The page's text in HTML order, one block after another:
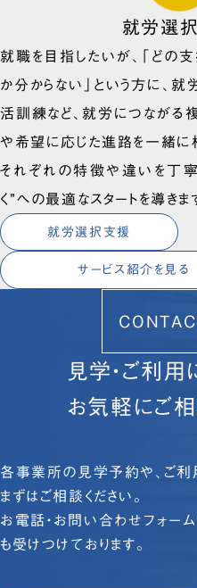
就労選
就職を目指したいが、「どの
か分からない」という方に、
活訓練など、就労につながる
や希望に応じた進路を一緒に
それぞれの特徴や違いを丁寧
く”への最適なスタートを導きま
就労選択支援
サービス紹介を見る
見学・ご利用
お気軽にご相
各事業所の見学予約や、ご利
まずはご相談ください。
お電話・お問い合わせフォー
も受けつけております。